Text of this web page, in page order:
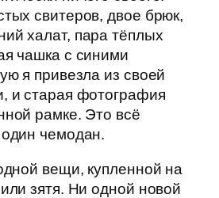
свитеров, двое брюк,
халат, пара тёплых
чашка с синими
я привезла из своей
и старая фотография
рамке. Это всё
чемодан.
вещи, купленной на
зятя. Ни одной новой